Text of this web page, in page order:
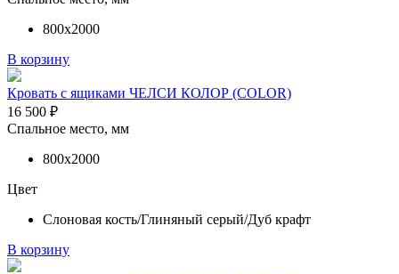
800х2000
В корзину
Кровать с ящиками ЧЕЛСИ КОЛОР (COLOR)
16 500 ₽
Спальное место, мм
800х2000
Цвет
Слоновая кость/Глиняный серый/Дуб крафт
В корзину